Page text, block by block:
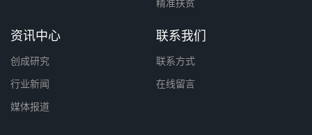
精准扶贫
资讯中心
创成研究
行业新闻
媒体报道
联系我们
联系方式
在线留言